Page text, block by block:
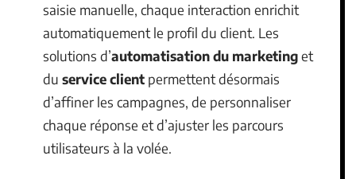
saisie manuelle, chaque interaction enrichit
automatiquement le profil du client. Les
solutions d’automatisation du marketinget
du service client permettent désormais
d’affiner les campagnes, de personnaliser
chaque réponse et d’ajuster les parcours
utilisateurs à la volée.